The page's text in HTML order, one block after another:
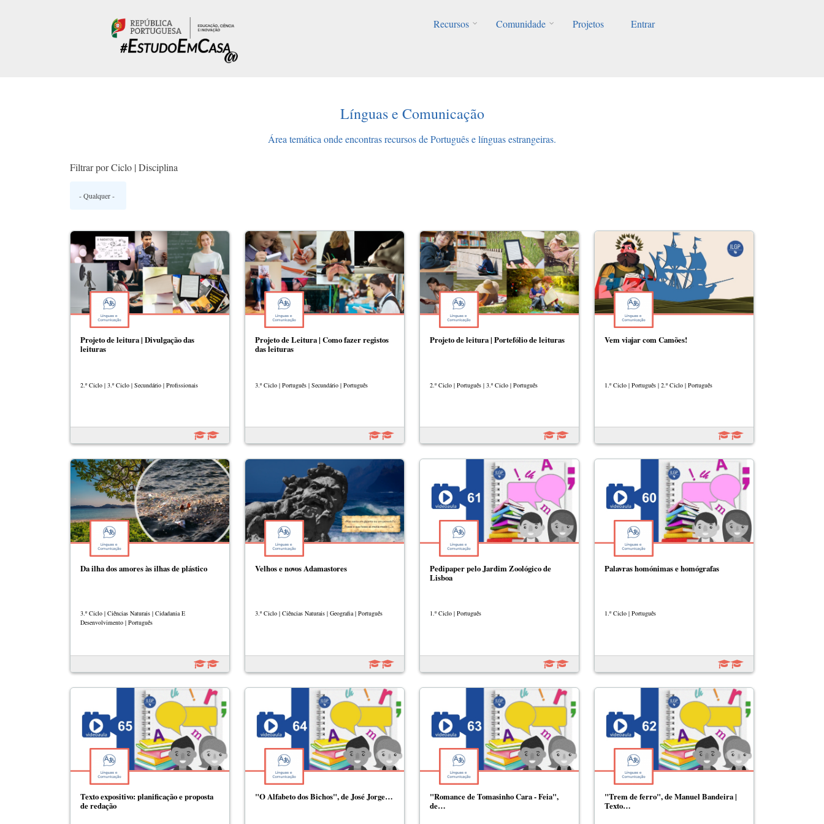
Recursos
Comunidade Projetos Entrar
Línguas e Comunicação
Área temática onde encontras recursos de Português e línguas estrangeiras.
Filtrar por Ciclo | Disciplina
Projeto de leitura | Divulgação das
leituras
2.º Ciclo | 3.º Ciclo | Secundário | Profissionais
Projeto de Leitura | Como fazer registos
das leituras
3.º Ciclo | Português | Secundário | Português
Projeto de leitura | Portefólio de leituras
2.º Ciclo | Português | 3.º Ciclo | Português
Vem viajar com Camões!
1.º Ciclo | Português | 2.º Ciclo | Português
Da ilha dos amores às ilhas de plástico
3.º Ciclo | Ciências Naturais | Cidadania E
Desenvolvimento | Português
Velhos e novos Adamastores
3.º Ciclo | Ciências Naturais | Geografia | Português
Pedipaper pelo Jardim Zoológico de
Lisboa
1.º Ciclo | Português
Palavras homónimas e homógrafas
1.º Ciclo | Português
Texto expositivo: planificação e proposta
de redação
"O Alfabeto dos Bichos", de José Jorge…
"Romance de Tomasinho Cara - Feia",
de…
"Trem de ferro", de Manuel Bandeira |
Texto…